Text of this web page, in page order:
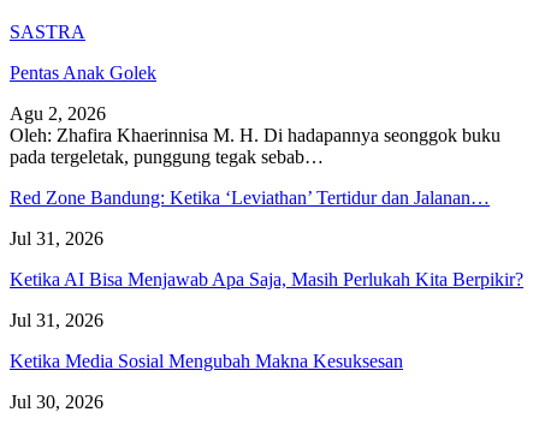
SASTRA
Pentas Anak Golek
Agu 2, 2026
Oleh: Zhafira Khaerinnisa M. H. Di hadapannya seonggok buku
pada tergeletak, punggung tegak sebab…
Red Zone Bandung: Ketika ‘Leviathan’ Tertidur dan Jalanan…
Jul 31, 2026
Ketika AI Bisa Menjawab Apa Saja, Masih Perlukah Kita Berpikir?
Jul 31, 2026
Ketika Media Sosial Mengubah Makna Kesuksesan
Jul 30, 2026